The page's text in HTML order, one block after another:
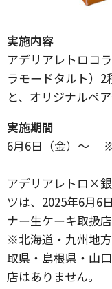
実施内容
アデリアレトロコ
ラモードタルト）2
と、オリジナルペ
実施期間
6月6日（金）～
アデリアレトロ×
ツは、2025年6月6
ナー生ケーキ取扱
※北海道・九州地
取県・島根県・山
店はありません。